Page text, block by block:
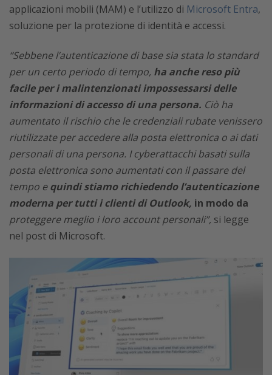
applicazioni mobili (MAM) e l’utilizzo di Microsoft Entra,
soluzione per la protezione di identità e accessi.
“Sebbene l’autenticazione di base sia stata lo standard
per un certo periodo di tempo, ha anche reso più
facile per i malintenzionati impossessarsi delle
informazioni di accesso di una persona. Ciò ha
aumentato il rischio che le credenziali rubate venissero
riutilizzate per accedere alla posta elettronica o ai dati
personali di una persona. I cyberattacchi basati sulla
posta elettronica sono aumentati con il passare del
tempo equindi stiamo richiedendo l’autenticazione
moderna per tutti i clienti di Outlook, in modo da
proteggere meglio i loro account personali”, si legge
nel post di Microsoft.